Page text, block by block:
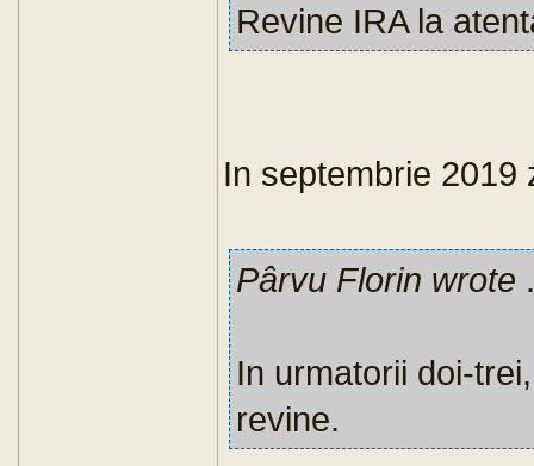
Revine IRA la
In septembrie 2019
Pârvu Florin wrote
In urmatorii doi-
revine.